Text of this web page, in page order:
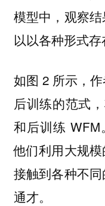
模型中，观察
以以各种形式存
如图 2 所示，
后训练的范式
和后训练 WFM
他们利用大规
接触到各种不
通才。